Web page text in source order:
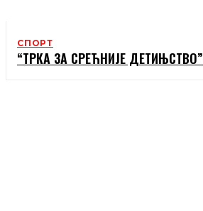
СПОРТ
“ТРКА ЗА СРЕЋНИЈЕ ДЕТИЊСТВО”